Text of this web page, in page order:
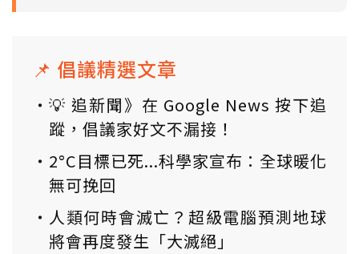
📌 倡議精選文章
💡 追新聞》在 Google News 按下追
蹤，倡議家好文不漏接！
2°C目標已死...科學家宣布：全球暖化
無可挽回
人類何時會滅亡？超級電腦預測地球
將會再度發生「大滅絕」